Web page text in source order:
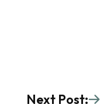
Next Post: